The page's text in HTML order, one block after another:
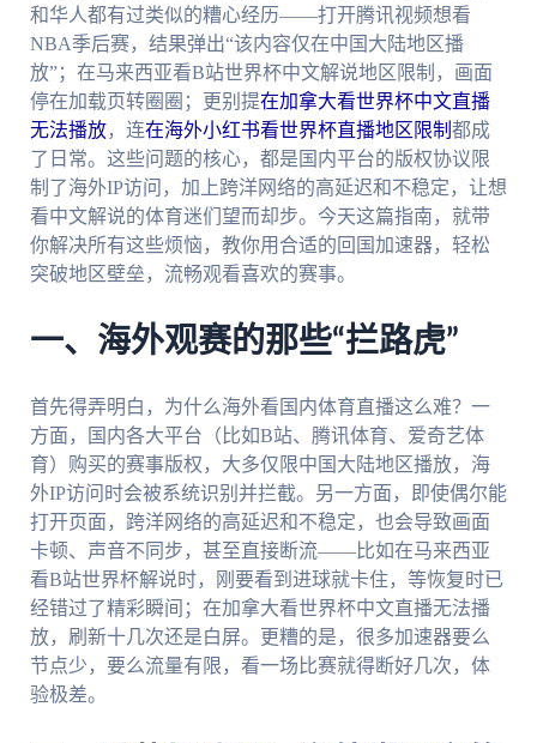
和华人都有过类似的糟心经历——打开腾讯视频想看
NBA季后赛，结果弹出“该内容仅在中国大陆地区播
放”；在马来西亚看B站世界杯中文解说地区限制，画面
停在加载页转圈圈；更别提在加拿大看世界杯中文直播
无法播放，连在海外小红书看世界杯直播地区限制 都成
了日常。这些问题的核心，都是国内平台的版权协议限
制了海外IP访问，加上跨洋网络的高延迟和不稳定，让想
看中文解说的体育迷们望而却步。今天这篇指南，就带
你解决所有这些烦恼，教你用合适的回国加速器，轻松
突破地区壁垒，流畅观看喜欢的赛事。
一、海外观赛的那些“拦路虎”
首先得弄明白，为什么海外看国内体育直播这么难？一
方面，国内各大平台（比如B站、腾讯体育、爱奇艺体
育）购买的赛事版权，大多仅限中国大陆地区播放，海
外IP访问时会被系统识别并拦截。另一方面，即使偶尔能
打开页面，跨洋网络的高延迟和不稳定，也会导致画面
卡顿、声音不同步，甚至直接断流——比如在马来西亚
看B站世界杯解说时，刚要看到进球就卡住，等恢复时已
经错过了精彩瞬间；在加拿大看世界杯中文直播无法播
放，刷新十几次还是白屏。更糟的是，很多加速器要么
节点少，要么流量有限，看一场比赛就得断好几次，体
验极差。